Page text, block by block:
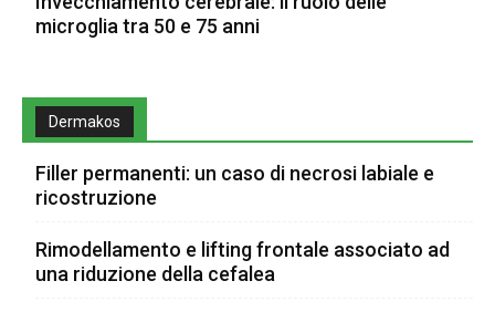
microglia tra 50 e 75 anni
Dermakos
Filler permanenti: un caso di necrosi labiale e
ricostruzione
Rimodellamento e lifting frontale associato ad
una riduzione della cefalea